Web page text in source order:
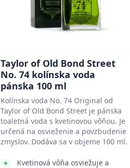
Taylor of Old Bond Street
No. 74 kolínska voda
pánska 100 ml
Kolínska voda No. 74 Original od
Taylor of Old Bond Street je pánska
toaletná voda s kvetinovou vôňou. Je
určená na osvieženie a povzbudenie
zmyslov. Dodáva sa v objeme 100 ml.
Kvetinová vôňa osviežuje a